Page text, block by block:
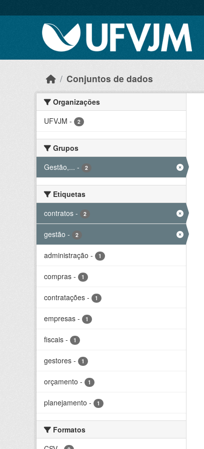
Conjuntos de dados
Organizações
UFVJM - 2
Grupos
Gestão,... - 2
Etiquetas
contratos - 2
gestão - 2
administração - 1
compras - 1
contratações - 1
empresas - 1
fiscais - 1
gestores - 1
orçamento - 1
planejamento - 1
Formatos